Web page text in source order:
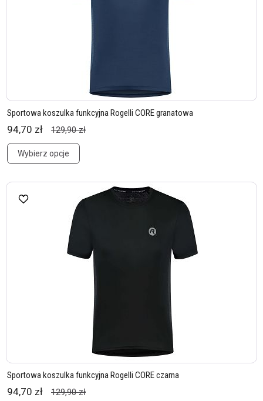
Sportowa koszulka funkcyjna Rogelli CORE granatowa
94,70 zł 129,90 zł
Wybierz opcje
Sportowa koszulka funkcyjna Rogelli CORE czarna
94,70 zł 129,90 zł